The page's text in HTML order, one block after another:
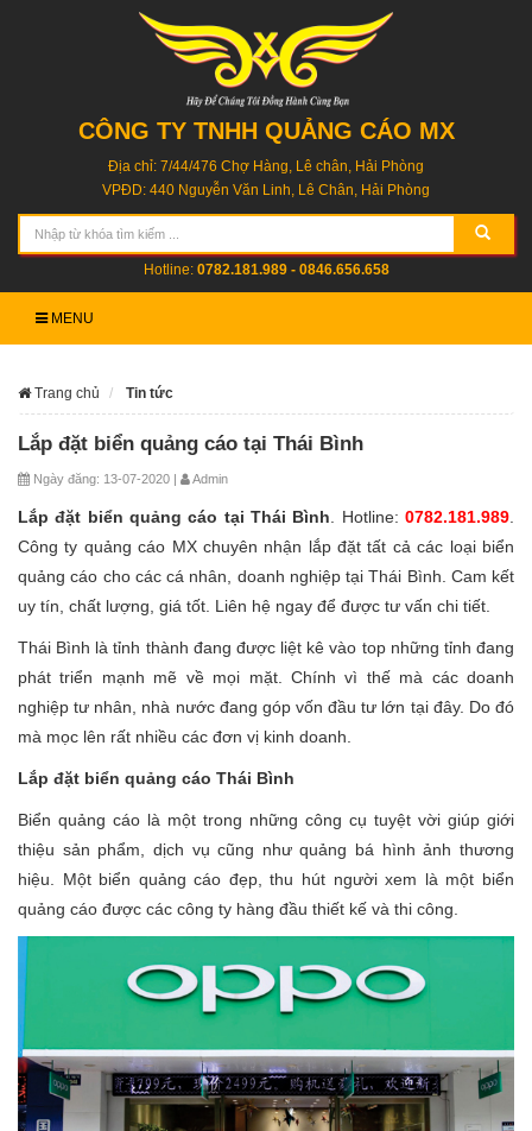
CÔNG TY TNHH QUẢNG CÁO MX
Địa chỉ: 7/44/476 Chợ Hàng, Lê chân, Hải Phòng
VPĐD: 440 Nguyễn Văn Linh, Lê Chân, Hải Phòng
Hotline: 0782.181.989 - 0846.656.658
MENU
Trang chủ Tin tức
Lắp đặt biển quảng cáo tại Thái Bình
Ngày đăng: 13-07-2020 | Admin
Lắp đặt biển quảng cáo tại Thái Bình . Hotline:0782.181.989
Công ty quảng cáo MX chuyên nhận lắp đặt tất cả các loại biển
quảng cáo cho các cá nhân, doanh nghiệp tại Thái Bình. Cam kết
uy tín, chất lượng, giá tốt. Liên hệ ngay để được tư vấn chi tiết.
Thái Bình là tỉnh thành đang được liệt kê vào top những tỉnh đang
phát triển mạnh mẽ về mọi mặt. Chính vì thế mà các doanh
nghiệp tư nhân, nhà nước đang góp vốn đầu tư lớn tại đây. Do đó
mà mọc lên rất nhiều các đơn vị kinh doanh.
Lắp đặt biển quảng cáo Thái Bình
Biển quảng cáo là một trong những công cụ tuyệt vời giúp giới
thiệu sản phẩm, dịch vụ cũng như quảng bá hình ảnh thương
hiệu. Một biển quảng cáo đẹp, thu hút người xem là một biển
quảng cáo được các công ty hàng đầu thiết kế và thi công.